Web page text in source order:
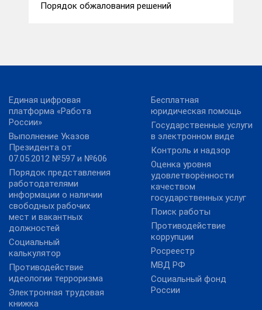
Порядок обжалования решений
Единая цифровая
платформа «Работа
России»
Выполнение Указов
Президента от
07.05.2012 №597 и №606
Порядок представления
работодателями
информации о наличии
свободных рабочих
мест и вакантных
должностей
Социальный
калькулятор
Противодействие
идеологии терроризма
Электронная трудовая
книжка
Бесплатная
юридическая помощь
Государственные услуги
в электронном виде
Контроль и надзор
Оценка уровня
удовлетворённости
качеством
государственных услуг
Поиск работы
Противодействие
коррупции
Росреестр
МВД РФ
Социальный фонд
России